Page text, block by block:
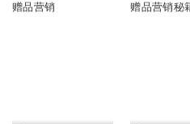
赠品营销 赠品营销秘